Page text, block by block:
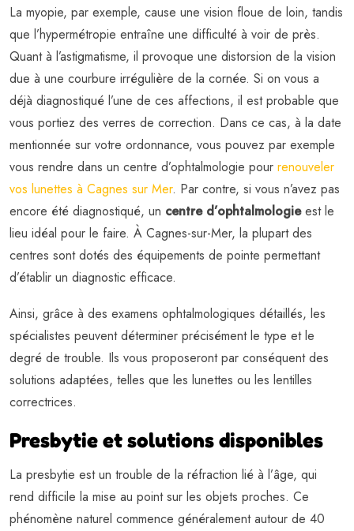
La myopie, par exemple, cause une vision floue de loin, tandis
que l’hypermétropie entraîne une difficulté à voir de près.
Quant à l’astigmatisme, il provoque une distorsion de la vision
due à une courbure irrégulière de la cornée. Si on vous a
déjà diagnostiqué l’une de ces affections, il est probable que
vous portiez des verres de correction. Dans ce cas, à la date
mentionnée sur votre ordonnance, vous pouvez par exemple
vous rendre dans un centre d’ophtalmologie pour renouveler
vos lunettes à Cagnes sur Mer. Par contre, si vous n’avez pas
encore été diagnostiqué, un centre d’ophtalmologieest le
lieu idéal pour le faire. À Cagnes-sur-Mer, la plupart des
centres sont dotés des équipements de pointe permettant
d’établir un diagnostic efficace.
Ainsi, grâce à des examens ophtalmologiques détaillés, les
spécialistes peuvent déterminer précisément le type et le
degré de trouble. Ils vous proposeront par conséquent des
solutions adaptées, telles que les lunettes ou les lentilles
correctrices.
Presbytie et solutions disponibles
La presbytie est un trouble de la réfraction lié à l’âge, qui
rend difficile la mise au point sur les objets proches. Ce
phénomène naturel commence généralement autour de 40